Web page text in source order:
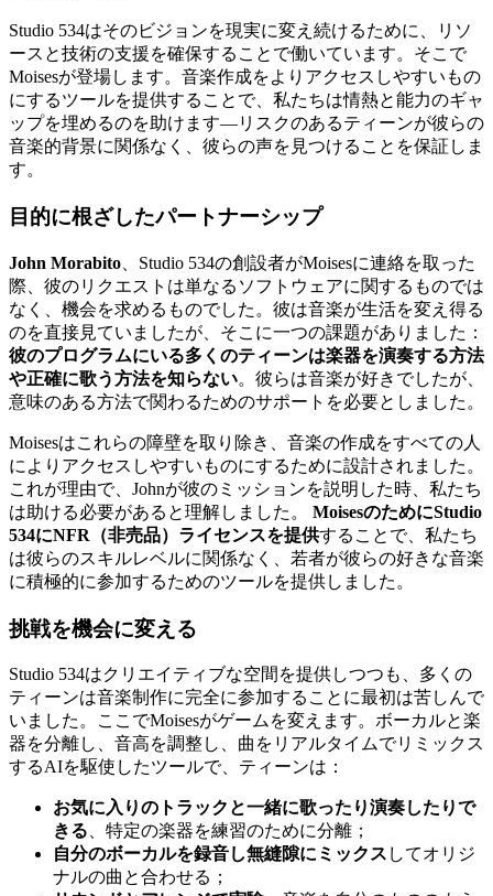
Studio 534はそのビジョンを現実に変え続けるために、リソ
ースと技術の支援を確保することで働いています。そこで
Moisesが登場します。音楽作成をよりアクセスしやすいもの
にするツールを提供することで、私たちは情熱と能力のギャ
ップを埋めるのを助けます—リスクのあるティーンが彼らの
音楽的背景に関係なく、彼らの声を見つけることを保証しま
す。
目的に根ざしたパートナーシップ
John Morabito 、Studio 534の創設者がMoisesに連絡を取った
際、彼のリクエストは単なるソフトウェアに関するものでは
なく、機会を求めるものでした。彼は音楽が生活を変え得る
のを直接見ていましたが、そこに一つの課題がありました：
彼のプログラムにいる多くのティーンは楽器を演奏する方法
や正確に歌う方法を知らない。彼らは音楽が好きでしたが、
意味のある方法で関わるためのサポートを必要としました。
Moisesはこれらの障壁を取り除き、音楽の作成をすべての人
によりアクセスしやすいものにするために設計されました。
これが理由で、Johnが彼のミッションを説明した時、私たち
は助ける必要があると理解しました。 MoisesのためにStudio
534にNFR（非売品）ライセンスを提供することで、私たち
は彼らのスキルレベルに関係なく、若者が彼らの好きな音楽
に積極的に参加するためのツールを提供しました。
挑戦を機会に変える
Studio 534はクリエイティブな空間を提供しつつも、多くの
ティーンは音楽制作に完全に参加することに最初は苦しんで
いました。ここでMoisesがゲームを変えます。ボーカルと楽
器を分離し、音高を調整し、曲をリアルタイムでリミックス
するAIを駆使したツールで、ティーンは：
お気に入りのトラックと一緒に歌ったり演奏したりで
きる 、特定の楽器を練習のために分離；
自分のボーカルを録音し無縫隙にミックス してオリジ
ナルの曲と合わせる；